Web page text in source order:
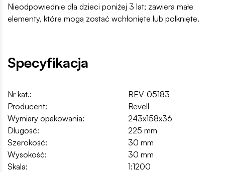
Nieodpowiednie dla dzieci poniżej 3 lat; zawiera małe
elementy, które mogą zostać wchłonięte lub połknięte.
Specyfikacja
Nr kat.:
REV-05183
Producent:
Revell
Wymiary opakowania:
243x158x36
Długość:
225 mm
Szerokość:
30 mm
Wysokość:
30 mm
Skala:
1:1200